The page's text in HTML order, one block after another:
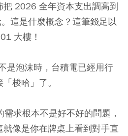
把 2026 全年資本支出調高到
這是什麼概念？這筆錢足以
大樓！
是泡沫時，台積電已經用行
梭哈」了。
求根本不是好不好的問題，
就像是你在牌桌上看到對手直